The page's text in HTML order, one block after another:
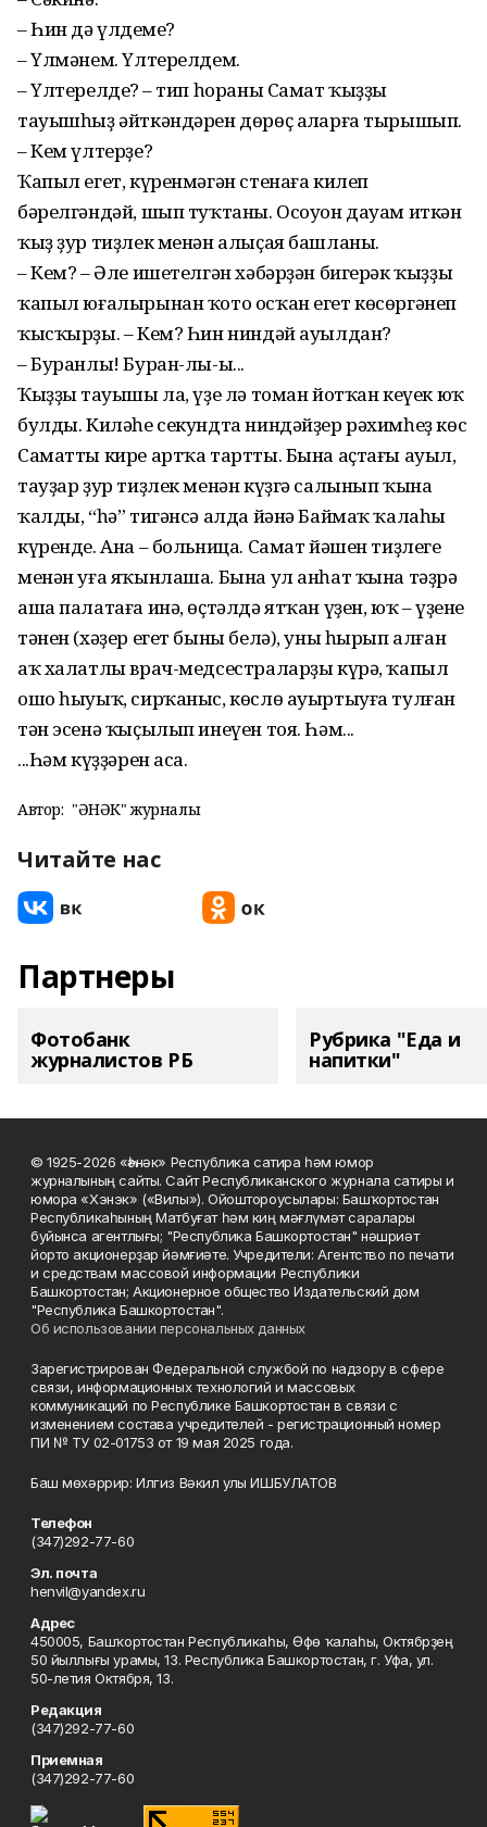
– Һин дә үлдеңме?
– Үлмәнем. Үлтерелдем.
– Үлтерелдең? – тип һораны Самат ҡыҙҙың
тауышһыҙ әйткәндәрен дөрөҫ аңларға тырышып.
– Кем үлтерҙе?
Ҡапыл егет, күренмәгән стенаға килеп
бәрелгәндәй, шып туҡтаны. Осоуон дауам иткән
ҡыҙ ҙур тиҙлек менән алыҫая башланы.
– Кем? – Әле ишетелгән хәбәрҙән бигерәк ҡыҙҙың
ҡапыл юғалырынан ҡото осҡан егет көсөргәнеп
ҡысҡырҙы. – Кем? Һин ниндәй ауылдан?
– Буранлы! Буран-лы-ы...
Ҡыҙҙың тауышы ла, үҙе лә томан йотҡан кеүек юҡ
булды. Киләһе секундта ниндәйҙер рәхимһеҙ көс
Саматты кире артҡа тартты. Бына аҫтағы ауыл,
тауҙар ҙур тиҙлек менән күҙгә салынып ҡына
ҡалды, “һә” тигәнсә алда йәнә Баймаҡ ҡалаһы
күренде. Ана – больница. Самат йәшен тиҙлеге
менән уға яҡынлаша. Бына ул анһат ҡына тәҙрә
аша палатаға инә, өҫтәлдә ятҡан үҙен, юҡ – үҙенең
тәнен (хәҙер егет быны белә), уны һырып алған
аҡ халатлы врач-медсестраларҙы күрә, ҡапыл
ошо һыуыҡ, сирҡаныс, көслө ауыртыуға тулған
тән эсенә ҡыҫылып инеүен тоя. Һәм...
...Һәм күҙҙәрен аса.
Автор: "ҺӘНӘК" журналы
Читайте нас
Партнеры
Фотобанк
журналистов РБ
Рубрика "Еда и
напитки"
© 1925-2026 «Һәнәк» Республика сатира һәм юмор
журналының сайты. Сайт Республиканского журнала сатиры и
юмора «Хэнэк» («Вилы»). Ойоштороусылары: Башҡортостан
Республикаһының Матбуғат һәм киң мәғлүмәт саралары
буйынса агентлығы; "Республика Башкортостан" нәшриәт
йорто акционерҙар йәмғиәте. Учредители: Агентство по печати
и средствам массовой информации Республики
Башкортостан; Акционерное общество Издательский дом
"Республика Башкортостан".
Об использовании персональных данных
Зарегистрирован Федеральной службой по надзору в сфере
связи, информационных технологий и массовых
коммуникаций по Республике Башкортостан в связи с
изменением состава учредителей - регистрационный номер
ПИ № ТУ 02-01753 от 19 мая 2025 года.
Баш мөхәррир: Илгиз Вәкил улы ИШБУЛАТОВ
Телефон
(347)292-77-60
Эл. почта
henvil@yandex.ru
Адрес
450005, Башҡортостан Республикаһы, Өфө ҡалаһы, Октябрҙең
50 йыллығы урамы, 13. Республика Башкортостан, г. Уфа, ул.
50-летия Октября, 13.
Редакция
(347)292-77-60
Приемная
(347)292-77-60